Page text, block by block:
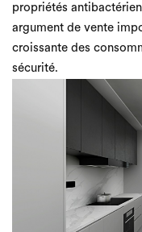
propriétés
argument de vente
croissante des
sécurité.